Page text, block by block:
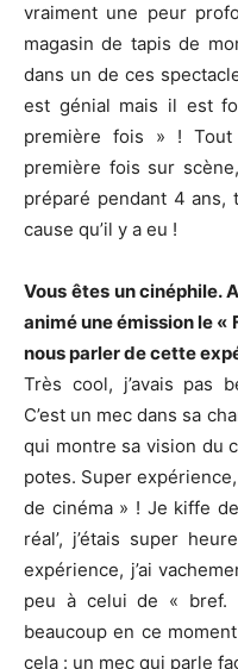
vraiment une peur
magasin de tapis de
dans un de ces
est génial mais il est
première fois » !
première fois sur
préparé pendant 4 ans,
cause qu’il y a eu !
Vous êtes un cinéphile.
animé une émission le «
nous parler de cette
Très cool, j’avais pas
C’est un mec dans sa
qui montre sa vision du
potes. Super
de cinéma » ! Je kiffe
réal’, j’étais super
expérience, j’ai
peu à celui de « bref.
beaucoup en ce
cela : un mec qui parle